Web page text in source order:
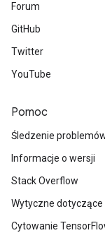
Forum
GitHub
Twitter
YouTube
Pomoc
Śledzenie
Informacje o wersji
Stack Overflow
Wytyczne dotyczące
Cytowanie